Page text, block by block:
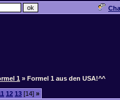
1 » Formel 1 aus den USA!^^
12 13 [14] »